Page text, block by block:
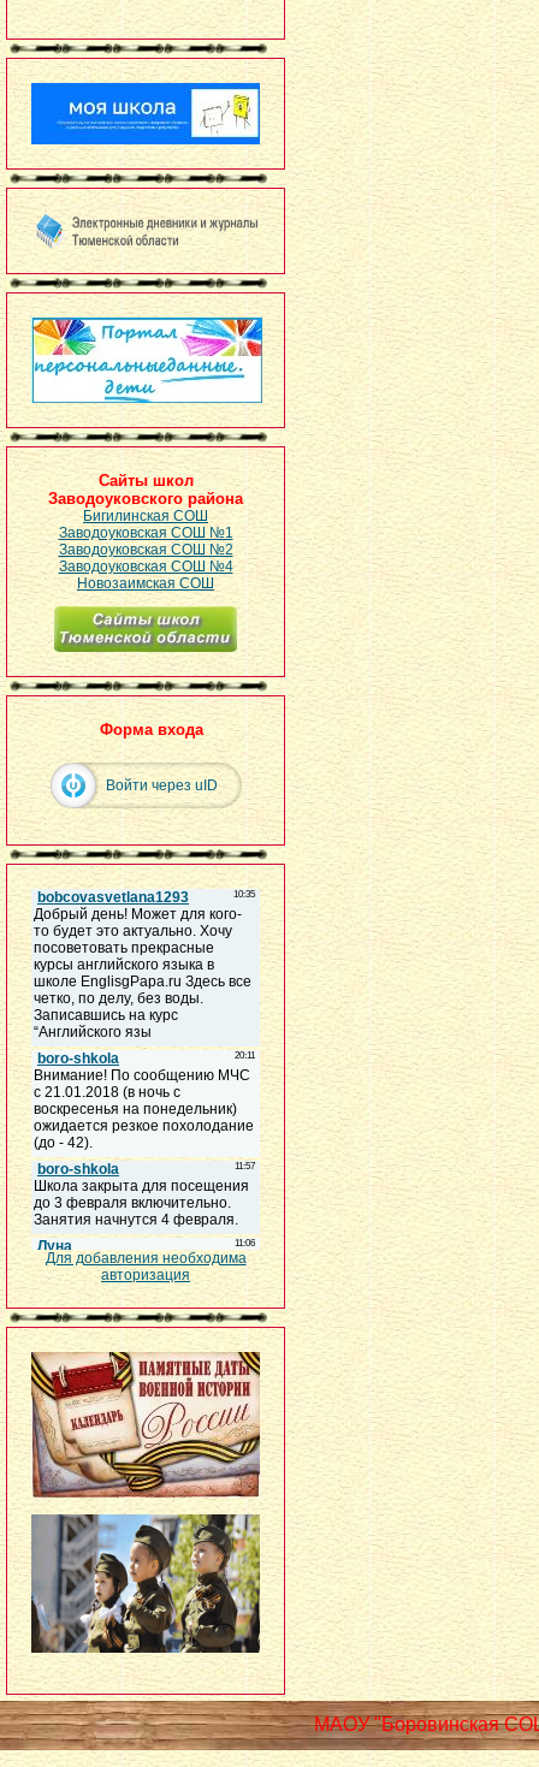
Сайты школ
Заводоуковского района
Бигилинская СОШ
Заводоуковская СОШ №1
Заводоуковская СОШ №2
Заводоуковская СОШ №4
Новозаимская СОШ
Форма входа
Войти через uID
Для добавления необходима
авторизация
МАОУ "Боровинская